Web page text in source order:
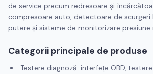
de service precum redresoare și
compresoare auto, detectoare de scurgeri
putere și sisteme de monitorizare presiune
Categorii principale de produse
Testere diagnoză: interfețe OBD,